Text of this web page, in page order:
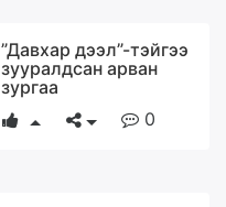
”Давхар дээл”-тэйгээ
зууралдсан арван
зургаа
0